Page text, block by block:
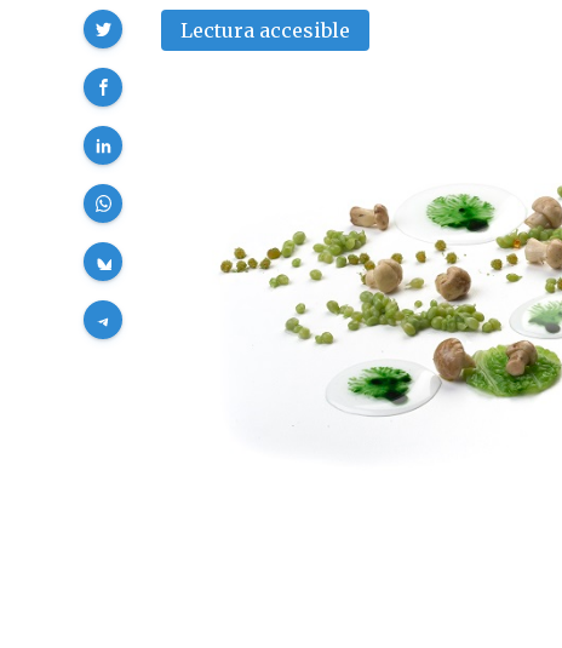
Lectura accesible
Compartir